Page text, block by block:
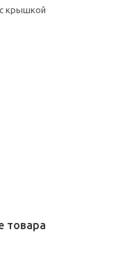
крышкой
товара